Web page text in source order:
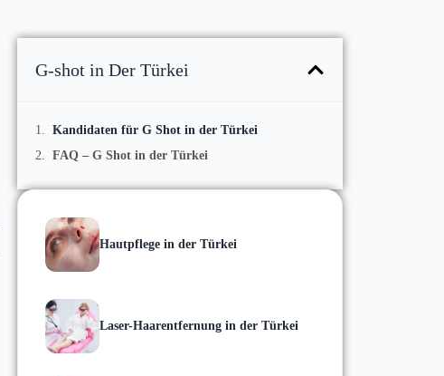
G-shot in Der Türkei
Kandidaten für G Shot in der Türkei
FAQ – G Shot in der Türkei
Hautpflege in der Türkei
Laser-Haarentfernung in der Türkei